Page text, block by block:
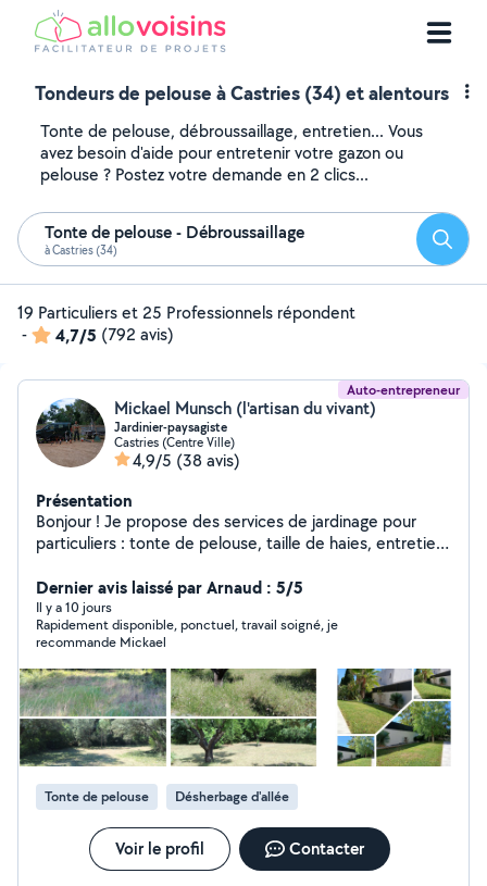
Tondeurs de pelouse à Castries (34) et alentours
Tonte de pelouse, débroussaillage, entretien... Vous
avez besoin d'aide pour entretenir votre gazon ou
pelouse ? Postez votre demande en 2 clics...
Tonte de pelouse - Débroussaillage
à Castries (34)
19 Particuliers et 25 Professionnels répondent
-
4,7/5 (792 avis)
Auto-entrepreneur
Mickael Munsch (l'artisan du vivant)
Jardinier-paysagiste
Castries (Centre Ville)
4,9/5 (38 avis)
Présentation
Bonjour ! Je propose des services de jardinage pour
particuliers : tonte de pelouse, taille de haies, entretien
etc. Je suis sérieux, ponctuel et je travaille avec soin.
Que ce soit pour un entretien régulier ou un coup de
main ponctuel, je m'adapte à vos besoins. Si vous
cherchez quelqu'un de fiable pour votre jardin, je suis
disponible ! N'hésitez pas à me contacter pour un devis
gratuit ou plus d'infos.
Dernier avis laissé par Arnaud : 5/5
Il y a 10 jours
Rapidement disponible, ponctuel, travail soigné, je
recommande Mickael
Tonte de pelouse Désherbage d'allée
Voir le profil Contacter